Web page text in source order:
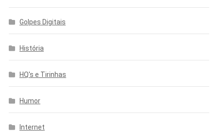
Golpes Digitais
História
HQ's e Tirinhas
Humor
Internet